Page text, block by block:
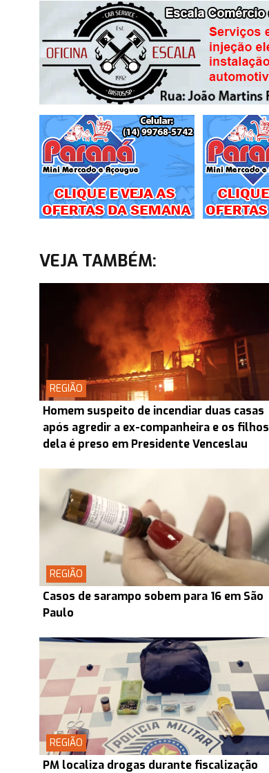
VEJA TAMBÉM:
REGIÃO
Homem suspeito de incendiar duas casas
após agredir a ex-companheira e os filhos
dela é preso em Presidente Venceslau
REGIÃO
Casos de sarampo sobem para 16 em São
Paulo
REGIÃO
PM localiza drogas durante fiscalização